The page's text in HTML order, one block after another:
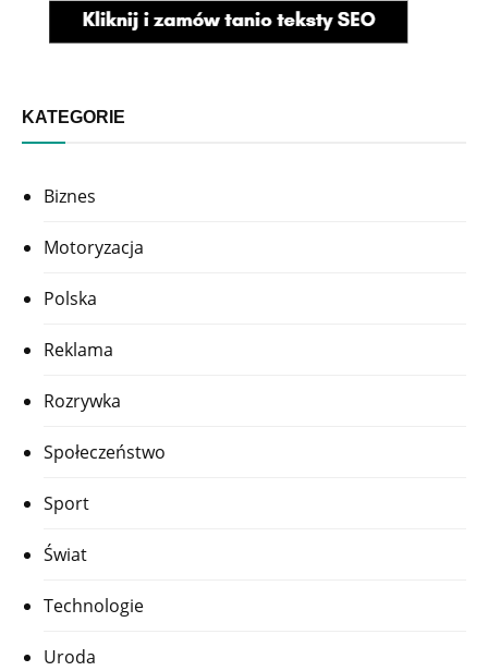
KATEGORIE
Biznes
Motoryzacja
Polska
Reklama
Rozrywka
Społeczeństwo
Sport
Świat
Technologie
Uroda